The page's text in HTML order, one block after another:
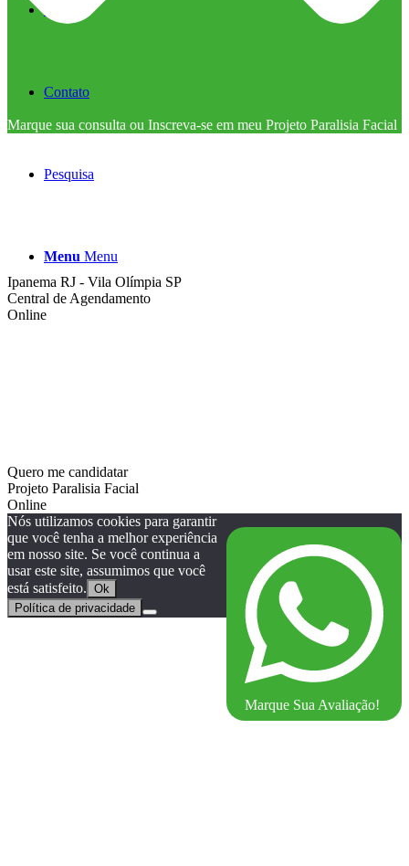
Contato
Pesquisa
Menu Menu
Marque sua consulta ou Inscreva-se em meu Projeto Paralisia Facial
Ipanema RJ - Vila Olímpia SP
Central de Agendamento
Online
Quero me candidatar
Projeto Paralisia Facial
Online
Marque Sua Avaliação!
Nós utilizamos cookies para garantir
que você tenha a melhor experiência
em nosso site. Se você continua a
usar este site, assumimos que você
está satisfeito. Ok
Política de privacidade